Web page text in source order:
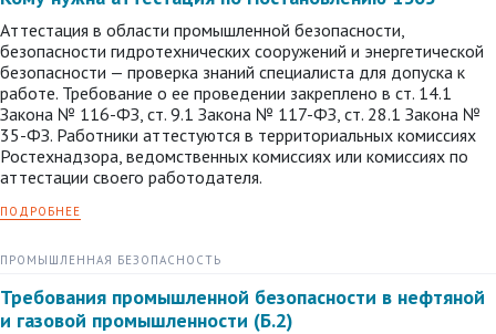
Аттестация в области промышленной безопасности,
безопасности гидротехнических сооружений и энергетической
безопасности — проверка знаний специалиста для допуска к
работе. Требование о ее проведении закреплено в ст. 14.1
Закона № 116-ФЗ, ст. 9.1 Закона № 117-ФЗ, ст. 28.1 Закона №
35-ФЗ. Работники аттестуются в территориальных комиссиях
Ростехнадзора, ведомственных комиссиях или комиссиях по
аттестации своего работодателя.
ПОДРОБНЕЕ
ПРОМЫШЛЕННАЯ БЕЗОПАСНОСТЬ
Требования промышленной безопасности в нефтяной
и газовой промышленности (Б.2)